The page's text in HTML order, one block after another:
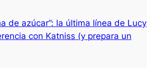
de azúcar”: la última línea de Lucy
con Katniss (y prepara un